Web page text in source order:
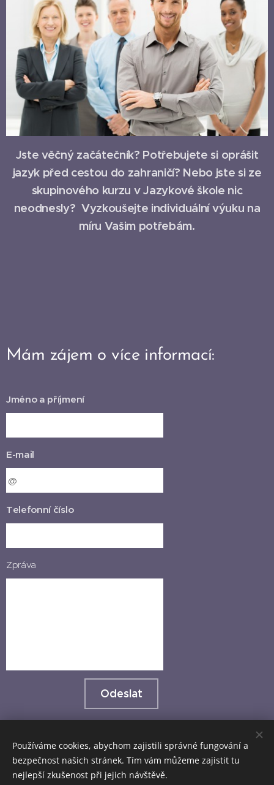
Jste věčný začátečník? Potřebujete si oprášit
jazyk před cestou do zahraničí? Nebo jste si ze
skupinového kurzu v Jazykové škole nic
neodnesly? Vyzkoušejte individuální výuku na
míru Vašim potřebám.
Mám zájem o více informací:
Jméno a příjmení
E-mail
Telefonní číslo
Zpráva
Odeslat
Anglicky od Lucky 2014 Lucie Střelková, DiS.
IČO: 87261006
Cookies
Používáme cookies, abychom zajistili správné fungování a
bezpečnost našich stránek. Tím vám můžeme zajistit tu
nejlepší zkušenost při jejich návštěvě.